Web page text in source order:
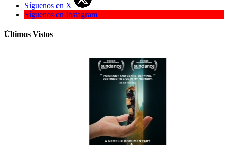
Síguenos en X
Síguenos en Instagram
Últimos Vistos